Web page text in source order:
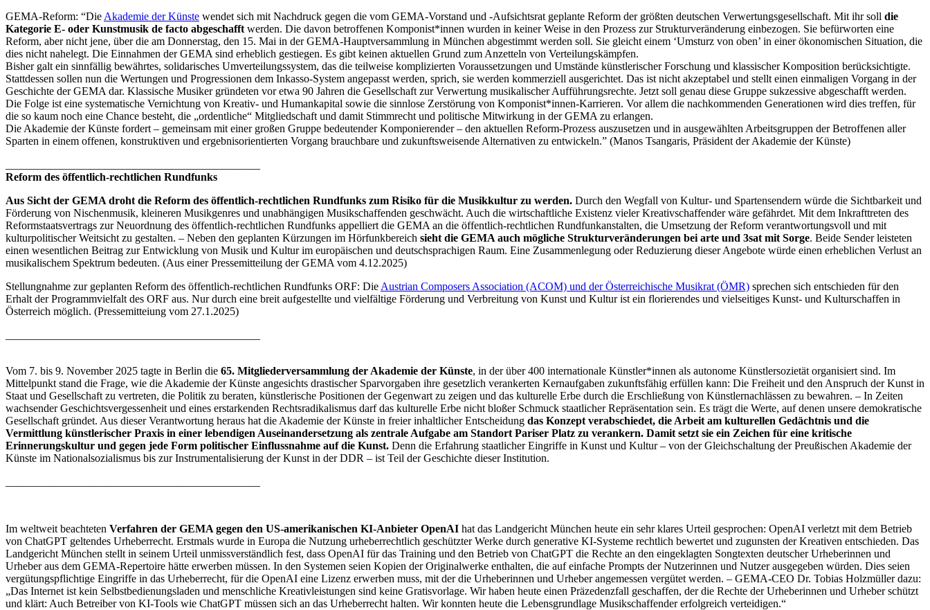
GEMA-Reform: “Die Akademie der Künste wendet sich mit Nachdruck gegen die vom GEMA-Vorstand und -Aufsichtsrat geplante Reform der größten deutschen Verwertungsgesellschaft. Mit ihr soll die
Kategorie E- oder Kunstmusik de facto abgeschafft werden. Die davon betroffenen Komponist*innen wurden in keiner Weise in den Prozess zur Strukturveränderung einbezogen. Sie befürworten eine
Reform, aber nicht jene, über die am Donnerstag, den 15. Mai in der GEMA-Hauptversammlung in München abgestimmt werden soll. Sie gleicht einem ‘Umsturz von oben’ in einer ökonomischen Situation, die
dies nicht nahelegt. Die Einnahmen der GEMA sind erheblich gestiegen. Es gibt keinen aktuellen Grund zum Anzetteln von Verteilungskämpfen.
Bisher galt ein sinnfällig bewährtes, solidarisches Umverteilungssystem, das die teilweise komplizierten Voraussetzungen und Umstände künstlerischer Forschung und klassischer Komposition berücksichtigte.
Stattdessen sollen nun die Wertungen und Progressionen dem Inkasso-System angepasst werden, sprich, sie werden kommerziell ausgerichtet. Das ist nicht akzeptabel und stellt einen einmaligen Vorgang in der
Geschichte der GEMA dar. Klassische Musiker gründeten vor etwa 90 Jahren die Gesellschaft zur Verwertung musikalischer Aufführungsrechte. Jetzt soll genau diese Gruppe sukzessive abgeschafft werden.
Die Folge ist eine systematische Vernichtung von Kreativ- und Humankapital sowie die sinnlose Zerstörung von Komponist*innen-Karrieren. Vor allem die nachkommenden Generationen wird dies treffen, für
die so kaum noch eine Chance besteht, die „ordentliche“ Mitgliedschaft und damit Stimmrecht und politische Mitwirkung in der GEMA zu erlangen.
Die Akademie der Künste fordert – gemeinsam mit einer großen Gruppe bedeutender Komponierender – den aktuellen Reform-Prozess auszusetzen und in ausgewählten Arbeitsgruppen der Betroffenen aller
Sparten in einem offenen, konstruktiven und ergebnisorientierten Vorgang brauchbare und zukunftsweisende Alternativen zu entwickeln.” (Manos Tsangaris, Präsident der Akademie der Künste)
Reform des öffentlich-rechtlichen Rundfunks
Aus Sicht der GEMA droht die Reform des öffentlich-rechtlichen Rundfunks zum Risiko für die Musikkultur zu werden. Durch den Wegfall von Kultur- und Spartensendern würde die Sichtbarkeit und
Förderung von Nischenmusik, kleineren Musikgenres und unabhängigen Musikschaffenden geschwächt. Auch die wirtschaftliche Existenz vieler Kreativschaffender wäre gefährdet. Mit dem Inkrafttreten des
Reformstaatsvertrags zur Neuordnung des öffentlich-rechtlichen Rundfunks appelliert die GEMA an die öffentlich-rechtlichen Rundfunkanstalten, die Umsetzung der Reform verantwortungsvoll und mit
kulturpolitischer Weitsicht zu gestalten. – Neben den geplanten Kürzungen im Hörfunkbereich sieht die GEMA auch mögliche Strukturveränderungen bei arte und 3sat mit Sorge. Beide Sender leisteten
einen wesentlichen Beitrag zur Entwicklung von Musik und Kultur im europäischen und deutschsprachigen Raum. Eine Zusammenlegung oder Reduzierung dieser Angebote würde einen erheblichen Verlust an
musikalischem Spektrum bedeuten. (Aus einer Pressemitteilung der GEMA vom 4.12.2025)
Stellungnahme zur geplanten Reform des öffentlich-rechtlichen Rundfunks ORF: Die Austrian Composers Association (ACOM) und der Österreichische Musikrat (ÖMR) sprechen sich entschieden für den
Erhalt der Programmvielfalt des ORF aus. Nur durch eine breit aufgestellte und vielfältige Förderung und Verbreitung von Kunst und Kultur ist ein florierendes und vielseitiges Kunst- und Kulturschaffen in
Österreich möglich. (Pressemitteiung vom 27.1.2025)
Vom 7. bis 9. November 2025 tagte in Berlin die 65. Mitgliederversammlung der Akademie der Künste, in der über 400 internationale Künstler*innen als autonome Künstlersozietät organisiert sind. Im
Mittelpunkt stand die Frage, wie die Akademie der Künste angesichts drastischer Sparvorgaben ihre gesetzlich verankerten Kernaufgaben zukunftsfähig erfüllen kann: Die Freiheit und den Anspruch der Kunst in
Staat und Gesellschaft zu vertreten, die Politik zu beraten, künstlerische Positionen der Gegenwart zu zeigen und das kulturelle Erbe durch die Erschließung von Künstlernachlässen zu bewahren. – In Zeiten
wachsender Geschichtsvergessenheit und eines erstarkenden Rechtsradikalismus darf das kulturelle Erbe nicht bloßer Schmuck staatlicher Repräsentation sein. Es trägt die Werte, auf denen unsere demokratische
Gesellschaft gründet. Aus dieser Verantwortung heraus hat die Akademie der Künste in freier inhaltlicher Entscheidung das Konzept verabschiedet, die Arbeit am kulturellen Gedächtnis und die
Vermittlung künstlerischer Praxis in einer lebendigen Auseinandersetzung als zentrale Aufgabe am Standort Pariser Platz zu verankern. Damit setzt sie ein Zeichen für eine kritische
Erinnerungskultur und gegen jede Form politischer Einflussnahme auf die Kunst. Denn die Erfahrung staatlicher Eingriffe in Kunst und Kultur – von der Gleichschaltung der Preußischen Akademie der
Künste im Nationalsozialismus bis zur Instrumentalisierung der Kunst in der DDR – ist Teil der Geschichte dieser Institution.
Im weltweit beachteten Verfahren der GEMA gegen den US-amerikanischen KI-Anbieter OpenAI hat das Landgericht München heute ein sehr klares Urteil gesprochen: OpenAI verletzt mit dem Betrieb
von ChatGPT geltendes Urheberrecht. Erstmals wurde in Europa die Nutzung urheberrechtlich geschützter Werke durch generative KI-Systeme rechtlich bewertet und zugunsten der Kreativen entschieden. Das
Landgericht München stellt in seinem Urteil unmissverständlich fest, dass OpenAI für das Training und den Betrieb von ChatGPT die Rechte an den eingeklagten Songtexten deutscher Urheberinnen und
Urheber aus dem GEMA-Repertoire hätte erwerben müssen. In den Systemen seien Kopien der Originalwerke enthalten, die auf einfache Prompts der Nutzerinnen und Nutzer ausgegeben würden. Dies seien
vergütungspflichtige Eingriffe in das Urheberrecht, für die OpenAI eine Lizenz erwerben muss, mit der die Urheberinnen und Urheber angemessen vergütet werden. – GEMA-CEO Dr. Tobias Holzmüller dazu:
„Das Internet ist kein Selbstbedienungsladen und menschliche Kreativleistungen sind keine Gratisvorlage. Wir haben heute einen Präzedenzfall geschaffen, der die Rechte der Urheberinnen und Urheber schützt
und klärt: Auch Betreiber von KI-Tools wie ChatGPT müssen sich an das Urheberrecht halten. Wir konnten heute die Lebensgrundlage Musikschaffender erfolgreich verteidigen.“